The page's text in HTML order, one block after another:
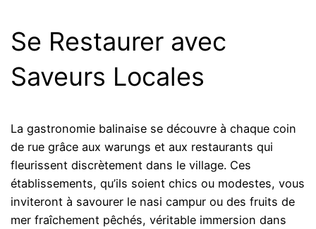
Se Restaurer avec
Saveurs Locales
La gastronomie balinaise se découvre à chaque coin
de rue grâce aux warungs et aux restaurants qui
fleurissent discrètement dans le village. Ces
établissements, qu’ils soient chics ou modestes, vous
inviteront à savourer le nasi campur ou des fruits de
mer fraîchement pêchés, véritable immersion dans